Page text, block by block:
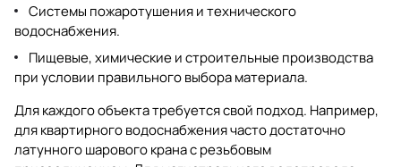
Системы пожаротушения и технического
водоснабжения.
Пищевые, химические и строительные производства
при условии правильного выбора материала.
Для каждого объекта требуется свой подход. Например,
для квартирного водоснабжения часто достаточно
латунного шарового крана с резьбовым